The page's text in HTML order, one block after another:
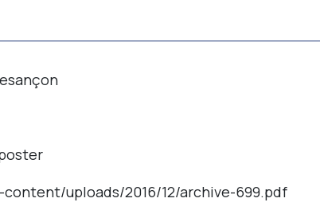
uploads/2016/12/archive-699.pdf